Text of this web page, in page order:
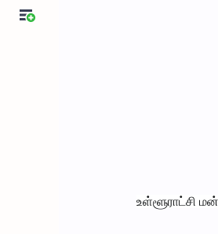
உள்ளூராட்சி